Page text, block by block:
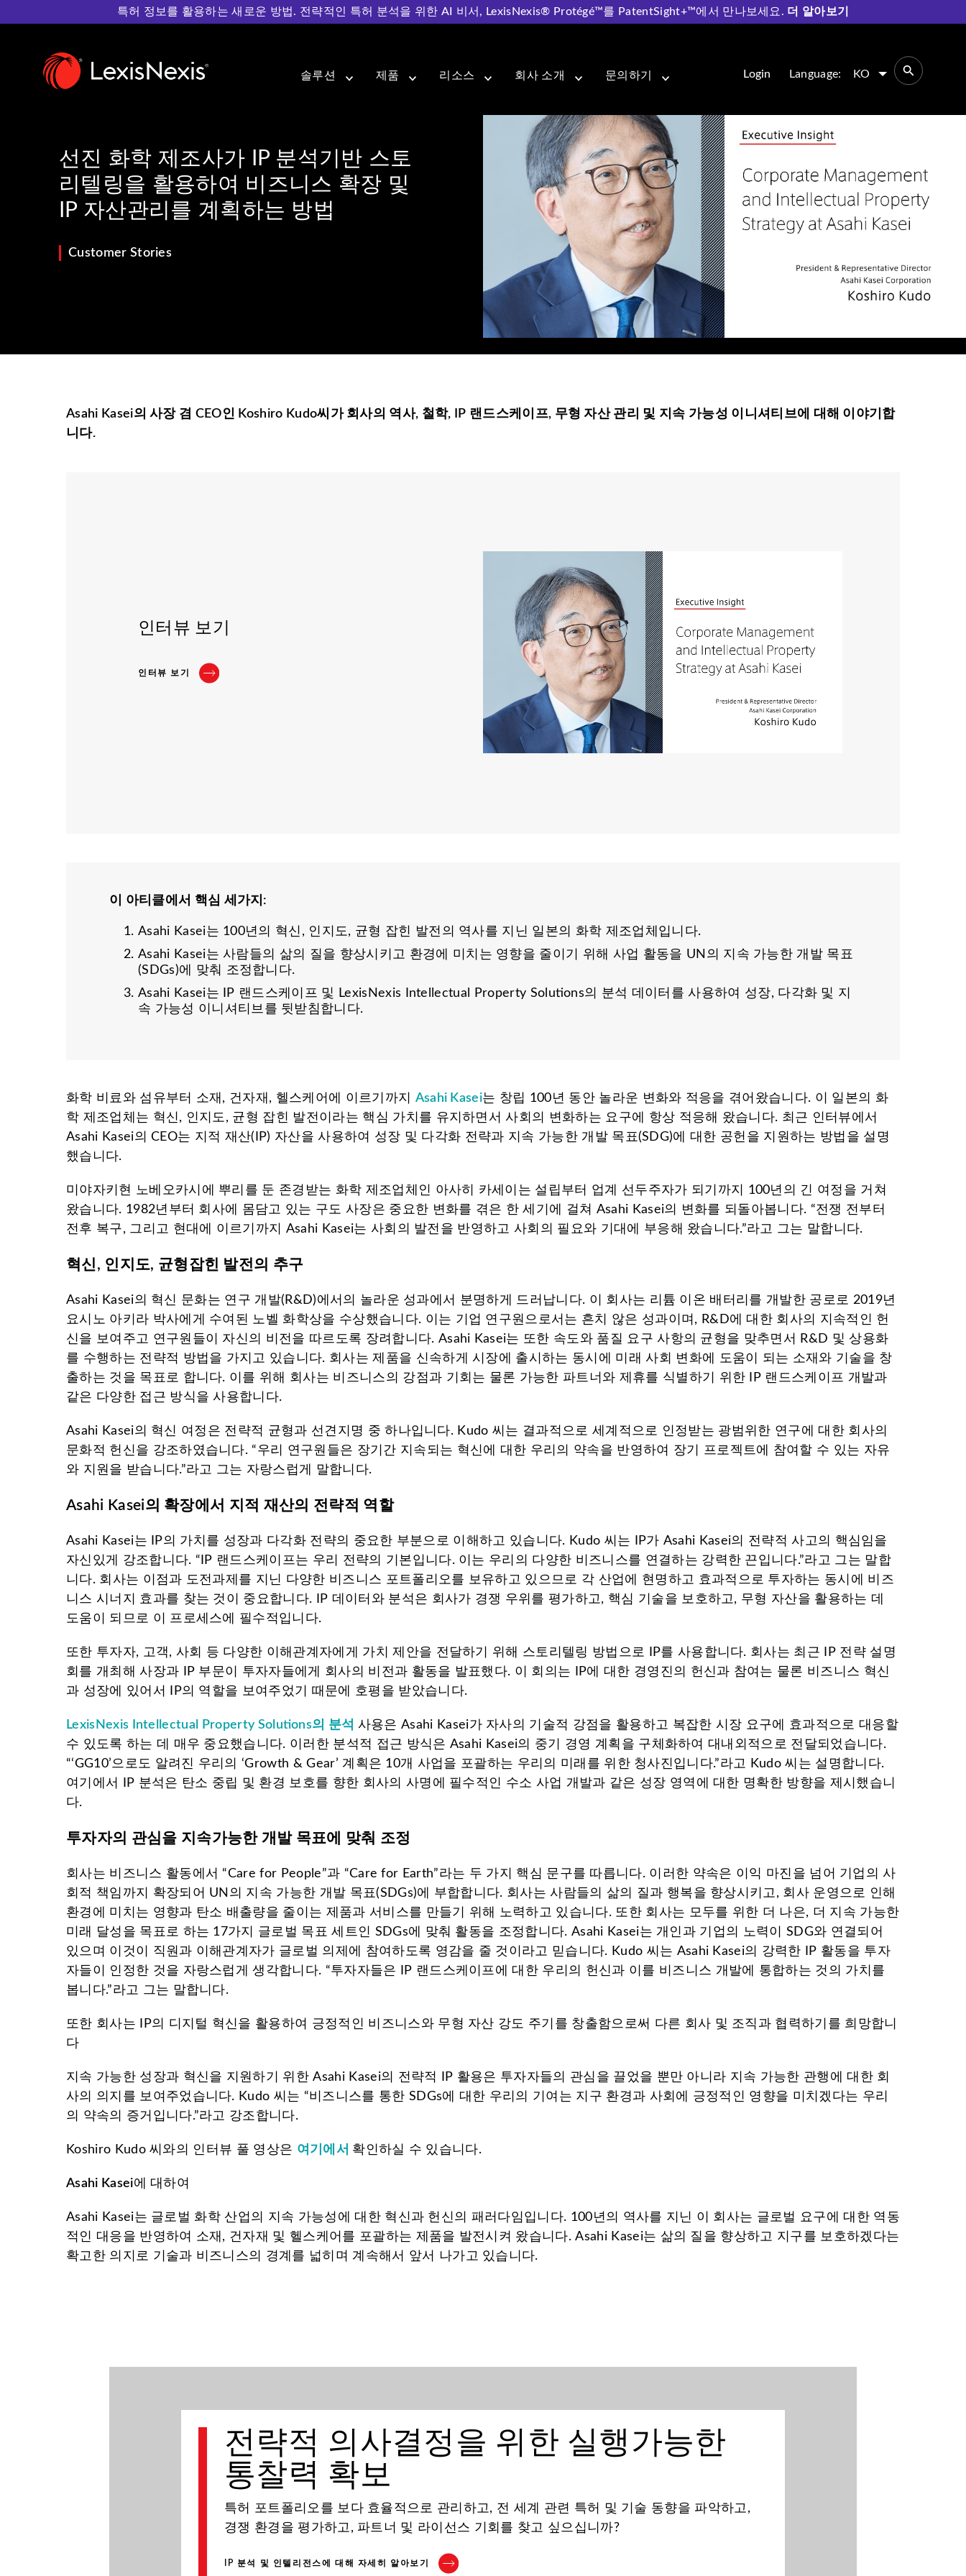
특허 정보를 활용하는 새로운 방법. 전략적인 특허 분석을 위한 AI 비서, LexisNexis® Protégé™를 PatentSight+™에서 만나보세요. 더 알아보기
솔루션 제품 리소스 회사 소개 문의하기 Login Language: KO
선진 화학 제조사가 IP 분석기반 스토
리텔링을 활용하여 비즈니스 확장 및
IP 자산관리를 계획하는 방법
Customer Stories
Asahi Kasei의 사장 겸 CEO인 Koshiro Kudo씨가 회사의 역사, 철학, IP 랜드스케이프, 무형 자산 관리 및 지속 가능성 이니셔티브에 대해 이야기합
니다.
인터뷰 보기
인터뷰 보기
이 아티클에서 핵심 세가지 :
Asahi Kasei는 100년의 혁신, 인지도, 균형 잡힌 발전의 역사를 지닌 일본의 화학 제조업체입니다.
Asahi Kasei는 사람들의 삶의 질을 향상시키고 환경에 미치는 영향을 줄이기 위해 사업 활동을 UN의 지속 가능한 개발 목표
(SDGs)에 맞춰 조정합니다.
Asahi Kasei는 IP 랜드스케이프 및 LexisNexis Intellectual Property Solutions의 분석 데이터를 사용하여 성장, 다각화 및 지
속 가능성 이니셔티브를 뒷받침합니다.
화학 비료와 섬유부터 소재, 건자재, 헬스케어에 이르기까지 Asahi Kasei는 창립 100년 동안 놀라운 변화와 적응을 겪어왔습니다. 이 일본의 화
학 제조업체는 혁신, 인지도, 균형 잡힌 발전이라는 핵심 가치를 유지하면서 사회의 변화하는 요구에 항상 적응해 왔습니다. 최근 인터뷰에서
Asahi Kasei의 CEO는 지적 재산(IP) 자산을 사용하여 성장 및 다각화 전략과 지속 가능한 개발 목표(SDG)에 대한 공헌을 지원하는 방법을 설명
했습니다.
미야자키현 노베오카시에 뿌리를 둔 존경받는 화학 제조업체인 아사히 카세이는 설립부터 업계 선두주자가 되기까지 100년의 긴 여정을 거쳐
왔습니다. 1982년부터 회사에 몸담고 있는 구도 사장은 중요한 변화를 겪은 한 세기에 걸쳐 Asahi Kasei의 변화를 되돌아봅니다. “전쟁 전부터
전후 복구, 그리고 현대에 이르기까지 Asahi Kasei는 사회의 발전을 반영하고 사회의 필요와 기대에 부응해 왔습니다.”라고 그는 말합니다.
혁신, 인지도, 균형잡힌 발전의 추구
Asahi Kasei의 혁신 문화는 연구 개발(R&D)에서의 놀라운 성과에서 분명하게 드러납니다. 이 회사는 리튬 이온 배터리를 개발한 공로로 2019년
요시노 아키라 박사에게 수여된 노벨 화학상을 수상했습니다. 이는 기업 연구원으로서는 흔치 않은 성과이며, R&D에 대한 회사의 지속적인 헌
신을 보여주고 연구원들이 자신의 비전을 따르도록 장려합니다. Asahi Kasei는 또한 속도와 품질 요구 사항의 균형을 맞추면서 R&D 및 상용화
를 수행하는 전략적 방법을 가지고 있습니다. 회사는 제품을 신속하게 시장에 출시하는 동시에 미래 사회 변화에 도움이 되는 소재와 기술을 창
출하는 것을 목표로 합니다. 이를 위해 회사는 비즈니스의 강점과 기회는 물론 가능한 파트너와 제휴를 식별하기 위한 IP 랜드스케이프 개발과
같은 다양한 접근 방식을 사용합니다.
Asahi Kasei의 혁신 여정은 전략적 균형과 선견지명 중 하나입니다. Kudo 씨는 결과적으로 세계적으로 인정받는 광범위한 연구에 대한 회사의
문화적 헌신을 강조하였습니다. “우리 연구원들은 장기간 지속되는 혁신에 대한 우리의 약속을 반영하여 장기 프로젝트에 참여할 수 있는 자유
와 지원을 받습니다.”라고 그는 자랑스럽게 말합니다.
Asahi Kasei의 확장에서 지적 재산의 전략적 역할
Asahi Kasei는 IP의 가치를 성장과 다각화 전략의 중요한 부분으로 이해하고 있습니다. Kudo 씨는 IP가 Asahi Kasei의 전략적 사고의 핵심임을
자신있게 강조합니다. “IP 랜드스케이프는 우리 전략의 기본입니다. 이는 우리의 다양한 비즈니스를 연결하는 강력한 끈입니다.”라고 그는 말합
니다. 회사는 이점과 도전과제를 지닌 다양한 비즈니스 포트폴리오를 보유하고 있으므로 각 산업에 현명하고 효과적으로 투자하는 동시에 비즈
니스 시너지 효과를 찾는 것이 중요합니다. IP 데이터와 분석은 회사가 경쟁 우위를 평가하고, 핵심 기술을 보호하고, 무형 자산을 활용하는 데
도움이 되므로 이 프로세스에 필수적입니다.
또한 투자자, 고객, 사회 등 다양한 이해관계자에게 가치 제안을 전달하기 위해 스토리텔링 방법으로 IP를 사용합니다. 회사는 최근 IP 전략 설명
회를 개최해 사장과 IP 부문이 투자자들에게 회사의 비전과 활동을 발표했다. 이 회의는 IP에 대한 경영진의 헌신과 참여는 물론 비즈니스 혁신
과 성장에 있어서 IP의 역할을 보여주었기 때문에 호평을 받았습니다.
LexisNexis Intellectual Property Solutions의 분석 사용은 Asahi Kasei가 자사의 기술적 강점을 활용하고 복잡한 시장 요구에 효과적으로 대응할
수 있도록 하는 데 매우 중요했습니다. 이러한 분석적 접근 방식은 Asahi Kasei의 중기 경영 계획을 구체화하여 대내외적으로 전달되었습니다.
“‘GG10’으로도 알려진 우리의 ‘Growth & Gear’ 계획은 10개 사업을 포괄하는 우리의 미래를 위한 청사진입니다.”라고 Kudo 씨는 설명합니다.
여기에서 IP 분석은 탄소 중립 및 환경 보호를 향한 회사의 사명에 필수적인 수소 사업 개발과 같은 성장 영역에 대한 명확한 방향을 제시했습니
다.
투자자의 관심을 지속가능한 개발 목표에 맞춰 조정
회사는 비즈니스 활동에서 “Care for People”과 “Care for Earth”라는 두 가지 핵심 문구를 따릅니다. 이러한 약속은 이익 마진을 넘어 기업의 사
회적 책임까지 확장되어 UN의 지속 가능한 개발 목표(SDGs)에 부합합니다. 회사는 사람들의 삶의 질과 행복을 향상시키고, 회사 운영으로 인해
환경에 미치는 영향과 탄소 배출량을 줄이는 제품과 서비스를 만들기 위해 노력하고 있습니다. 또한 회사는 모두를 위한 더 나은, 더 지속 가능한
미래 달성을 목표로 하는 17가지 글로벌 목표 세트인 SDGs에 맞춰 활동을 조정합니다. Asahi Kasei는 개인과 기업의 노력이 SDG와 연결되어
있으며 이것이 직원과 이해관계자가 글로벌 의제에 참여하도록 영감을 줄 것이라고 믿습니다. Kudo 씨는 Asahi Kasei의 강력한 IP 활동을 투자
자들이 인정한 것을 자랑스럽게 생각합니다. “투자자들은 IP 랜드스케이프에 대한 우리의 헌신과 이를 비즈니스 개발에 통합하는 것의 가치를
봅니다.”라고 그는 말합니다.
또한 회사는 IP의 디지털 혁신을 활용하여 긍정적인 비즈니스와 무형 자산 강도 주기를 창출함으로써 다른 회사 및 조직과 협력하기를 희망합니
다
지속 가능한 성장과 혁신을 지원하기 위한 Asahi Kasei의 전략적 IP 활용은 투자자들의 관심을 끌었을 뿐만 아니라 지속 가능한 관행에 대한 회
사의 의지를 보여주었습니다. Kudo 씨는 “비즈니스를 통한 SDGs에 대한 우리의 기여는 지구 환경과 사회에 긍정적인 영향을 미치겠다는 우리
의 약속의 증거입니다.”라고 강조합니다.
Koshiro Kudo 씨와의 인터뷰 풀 영상은 여기에서 확인하실 수 있습니다.
Asahi Kasei에 대하여
Asahi Kasei는 글로벌 화학 산업의 지속 가능성에 대한 혁신과 헌신의 패러다임입니다. 100년의 역사를 지닌 이 회사는 글로벌 요구에 대한 역동
적인 대응을 반영하여 소재, 건자재 및 헬스케어를 포괄하는 제품을 발전시켜 왔습니다. Asahi Kasei는 삶의 질을 향상하고 지구를 보호하겠다는
확고한 의지로 기술과 비즈니스의 경계를 넓히며 계속해서 앞서 나가고 있습니다.
전략적 의사결정을 위한 실행가능한
통찰력 확보
특허 포트폴리오를 보다 효율적으로 관리하고, 전 세계 관련 특허 및 기술 동향을 파악하고,
경쟁 환경을 평가하고, 파트너 및 라이선스 기회를 찾고 싶으십니까?
IP 분석 및 인텔리전스에 대해 자세히 알아보기